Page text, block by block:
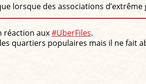
lorsque des associations
réaction aux#UberFiles.
quartiers populaires mais il ne fait